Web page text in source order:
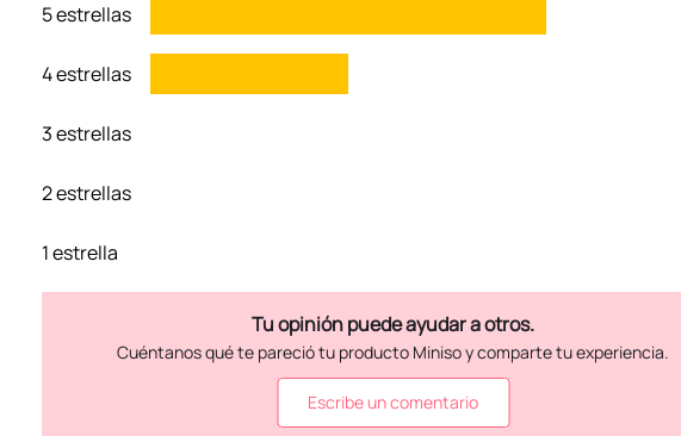
5 estrellas
4 estrellas
3 estrellas
2 estrellas
1 estrella
Escribe un comentario